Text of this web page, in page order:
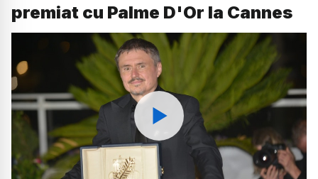
premiat cu Palme D'Or la Cannes
Watch